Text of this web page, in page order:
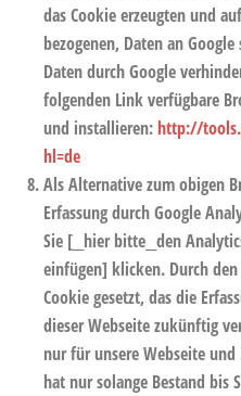
das Cookie erzeugten und
bezogenen, Daten an
Daten durch Google
folgenden Link verfügbare
und installieren: http://
hl=de
Als Alternative zum obigen
Erfassung durch Google
Sie [__hier bitte__den
einfügen] klicken. Durch
Cookie gesetzt, das die
dieser Webseite zukünftig
nur für unsere Webseite
hat nur solange Bestand bis